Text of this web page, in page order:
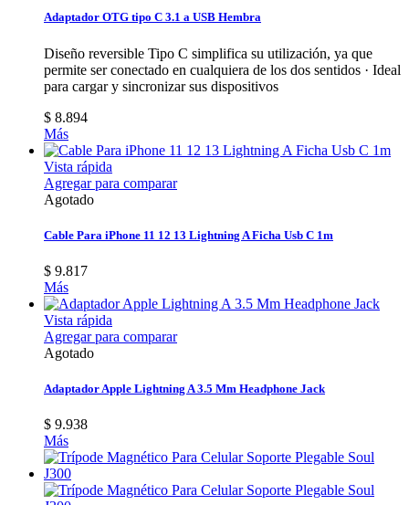
Adaptador OTG tipo C 3.1 a USB Hembra
Diseño reversible Tipo C simplifica su utilización, ya que
permite ser conectado en cualquiera de los dos sentidos · Ideal
para cargar y sincronizar sus dispositivos
$ 8.894
Más
Vista rápida
Agregar para comparar
Agotado
Cable Para iPhone 11 12 13 Lightning A Ficha Usb C 1m
$ 9.817
Más
Vista rápida
Agregar para comparar
Agotado
Adaptador Apple Lightning A 3.5 Mm Headphone Jack
$ 9.938
Más